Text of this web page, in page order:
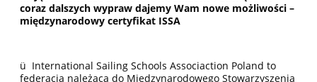
coraz dalszych wypraw dajemy Wam nowe możliwości –
międzynarodowy certyfikat ISSA
ü International Sailing Schools Associaction Poland to
federacja należąca do Międzynarodowego Stowarzyszenia